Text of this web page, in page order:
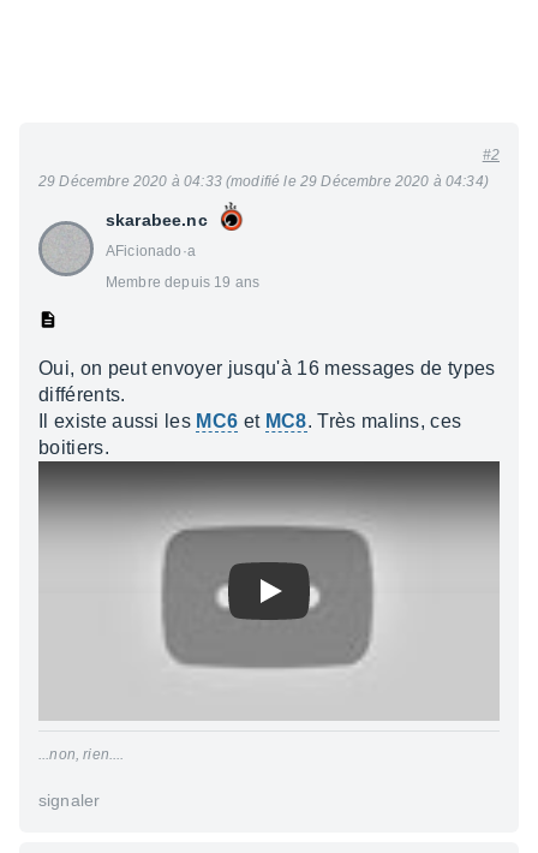
skarabee.nc
AFicionado·a
Membre depuis 19 ans
29 Décembre 2020 à 04:33 (modifié le 29 Décembre 2020 à 04:34)
#2
Oui, on peut envoyer jusqu'à 16 messages de types
différents.
Il existe aussi les MC6 et MC8. Très malins, ces
boitiers.
Play
...non, rien....
signaler